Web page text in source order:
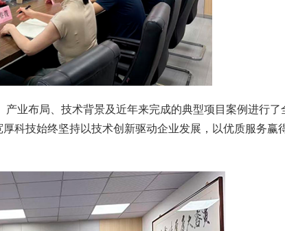
布局、技术背景及近年来完成的典型项目案例进行了
科技始终坚持以技术创新驱动企业发展，以优质服务赢